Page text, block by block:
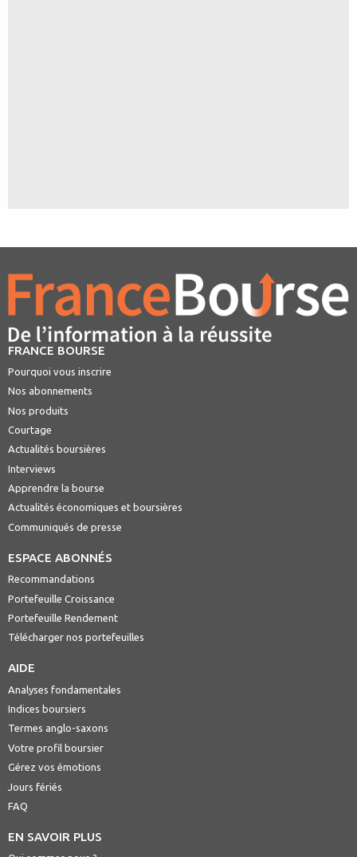
FRANCE BOURSE
Pourquoi vous inscrire
Nos abonnements
Nos produits
Courtage
Actualités boursières
Interviews
Apprendre la bourse
Actualités économiques et boursières
Communiqués de presse
ESPACE ABONNÉS
Recommandations
Portefeuille Croissance
Portefeuille Rendement
Télécharger nos portefeuilles
AIDE
Analyses fondamentales
Indices boursiers
Termes anglo-saxons
Votre profil boursier
Gérez vos émotions
Jours fériés
FAQ
EN SAVOIR PLUS